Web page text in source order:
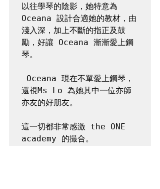
以往學琴的陰影，她特意為
Oceana 設計合適她的教材，由
淺入深，加上不斷的指正及鼓
勵，好讓 Oceana 漸漸愛上鋼
琴。
還視Ms Lo 為她其中一位亦師
亦友的好朋友。
這一切都非常感激 the ONE
academy 的撮合。